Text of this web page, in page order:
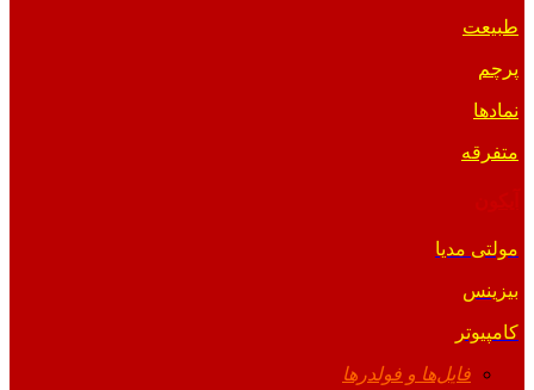
طبیعت
پرچم
نمادها
متفرقه
مولتی مدیا
بیزینس
کامپیوتر
فایل‌ها و فولدرها